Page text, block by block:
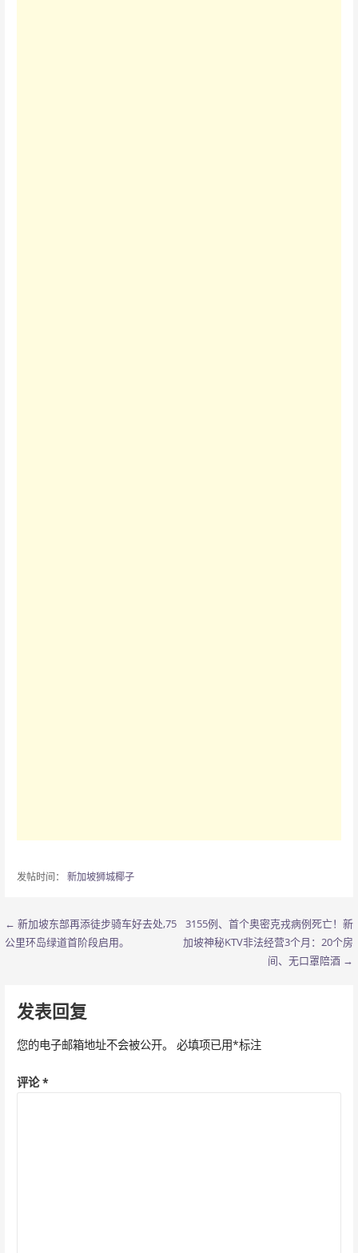
发帖时间： 新加坡狮城椰子
文
航
← 新加坡东部再添徒步骑车好去处,75
公里环岛绿道首阶段启用。
3155例、首个奥密克戎病例死亡！新
加坡神秘KTV非法经营3个月：20个房
间、无口罩陪酒 →
发表回复
您的电子邮箱地址不会被公开。 必填项已用*标注
评论*